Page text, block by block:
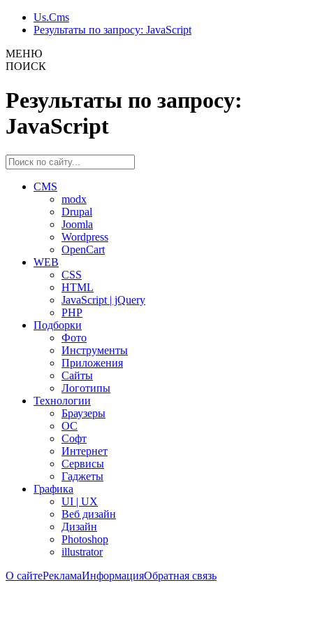
Us.Cms
Результаты по запросу: JavaScript
МЕНЮ
ПОИСК
Результаты по запросу:
JavaScript
CMS
modx
Drupal
Joomla
Wordpress
OpenCart
WEB
CSS
HTML
JavaScript | jQuery
PHP
Подборки
Фото
Инструменты
Приложения
Сайты
Логотипы
Технологии
Браузеры
ОС
Софт
Интернет
Сервисы
Гаджеты
Графика
UI | UX
Веб дизайн
Дизайн
Photoshop
illustrator
О сайтеРекламаИнформацияОбратная связь